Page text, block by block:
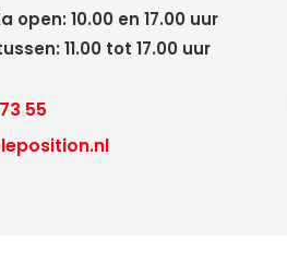
open: 10.00 en 17.00 uur
11.00 tot 17.00 uur
55